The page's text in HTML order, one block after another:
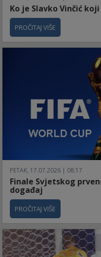
Ko je Slavko Vinčić
PROČITAJ VIŠE
PETAK, 17.07.2026 | 08:17
Finale Svjetskog
događaj
PROČITAJ VIŠE